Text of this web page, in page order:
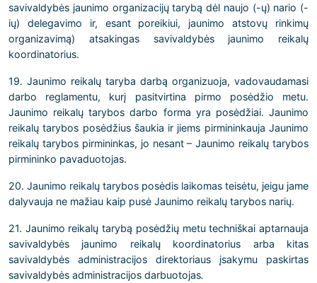
savivaldybės jaunimo organizacijų tarybą dėl naujo (-ų) nario (-
ių) delegavimo ir, esant poreikiui, jaunimo atstovų rinkimų
organizavimą) atsakingas savivaldybės jaunimo reikalų
koordinatorius.
19. Jaunimo reikalų taryba darbą organizuoja, vadovaudamasi
darbo reglamentu, kurį pasitvirtina pirmo posėdžio metu.
Jaunimo reikalų tarybos darbo forma yra posėdžiai. Jaunimo
reikalų tarybos posėdžius šaukia ir jiems pirmininkauja Jaunimo
reikalų tarybos pirmininkas, jo nesant – Jaunimo reikalų tarybos
pirmininko pavaduotojas.
20. Jaunimo reikalų tarybos posėdis laikomas teisėtu, jeigu jame
dalyvauja ne mažiau kaip pusė Jaunimo reikalų tarybos narių.
21. Jaunimo reikalų tarybą posėdžių metu techniškai aptarnauja
savivaldybės jaunimo reikalų koordinatorius arba kitas
savivaldybės administracijos direktoriaus įsakymu paskirtas
savivaldybės administracijos darbuotojas.